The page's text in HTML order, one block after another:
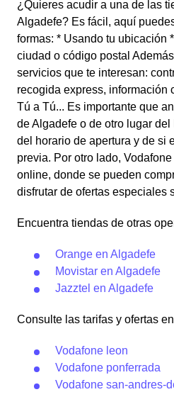
¿Quieres acudir a una de las
Algadefe? Es fácil, aquí
formas: * Usando tu ubicación
ciudad o código postal
servicios que te interesan:
recogida express, información
Tú a Tú... Es importante que
de Algadefe o de otro lugar
del horario de apertura y de si
previa. Por otro lado,
online, donde se pueden
disfrutar de ofertas especiales
Encuentra tiendas de otras
Orange en Algadefe
Movistar en Algadefe
Jazztel en Algadefe
Consulte las tarifas y ofertas
Vodafone leon
Vodafone ponferrada
Vodafone san-andres-